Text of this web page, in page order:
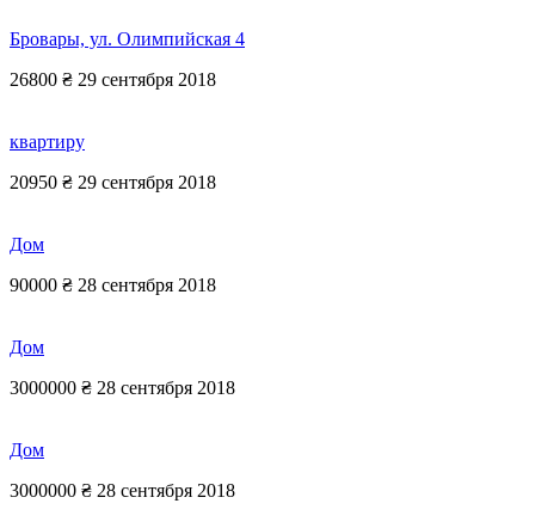
Бровары, ул. Олимпийская 4
26800 ₴ 29 сентября 2018
квартиру
20950 ₴ 29 сентября 2018
Дом
90000 ₴ 28 сентября 2018
Дом
3000000 ₴ 28 сентября 2018
Дом
3000000 ₴ 28 сентября 2018